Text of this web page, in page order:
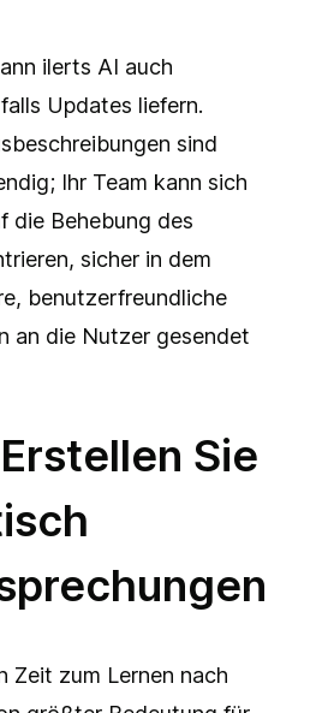
ilerts AI auch
Updates liefern.
sind
Ihr Team kann sich
die Behebung des
sicher in dem
benutzerfreundliche
an die Nutzer gesendet
Sie
Zeit zum Lernen nach